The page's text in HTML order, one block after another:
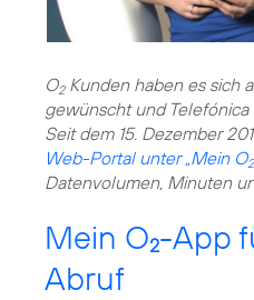
O2Kunden haben es sich
gewünscht und
Seit dem 15. Dezember
Web-Portal unter „Mein O2
Datenvolumen, Minuten
Mein O2-App
Abruf